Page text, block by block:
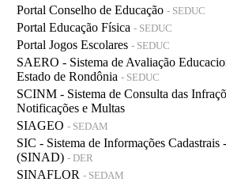
Portal Conselho de Educação - SEDUC
Portal Educação Física - SEDUC
Portal Jogos Escolares - SEDUC
SAERO - Sistema de Avaliação
Estado de Rondônia - SEDUC
SCINM - Sistema de Consulta das
Notificações e Multas
SIAGEO - SEDAM
SIC - Sistema de Informações Cadastrais
(SINAD) - DER
SINAFLOR - SEDAM